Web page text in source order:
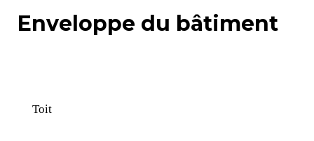
Enveloppe du bâtiment
Toit